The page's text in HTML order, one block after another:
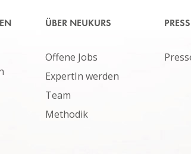
ÜBER NEUKURS
Offene Jobs
ExpertIn werden
Team
Methodik